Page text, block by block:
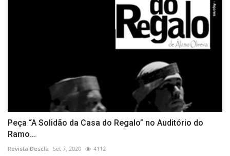
Peça “A Solidão da Casa do Regalo” no Auditório do
Ramo...
Revista Descla Set 7, 2020 4112